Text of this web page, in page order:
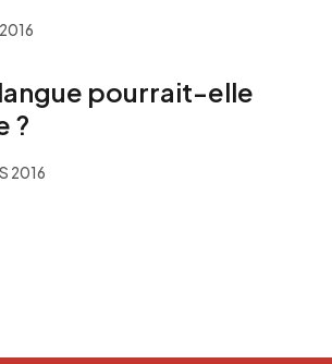
langue pourrait-elle
?
2016